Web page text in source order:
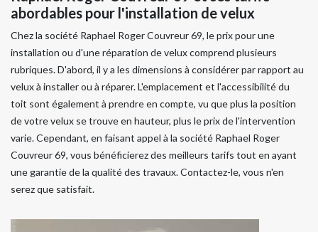
abordables pour l'installation de velux
Chez la société Raphael Roger Couvreur 69, le prix pour une
installation ou d'une réparation de velux comprend plusieurs
rubriques. D'abord, il y a les dimensions à considérer par rapport au
velux à installer ou à réparer. L'emplacement et l'accessibilité du
toit sont également à prendre en compte, vu que plus la position
de votre velux se trouve en hauteur, plus le prix de l'intervention
varie. Cependant, en faisant appel à la société Raphael Roger
Couvreur 69, vous bénéficierez des meilleurs tarifs tout en ayant
une garantie de la qualité des travaux. Contactez-le, vous n'en
serez que satisfait.